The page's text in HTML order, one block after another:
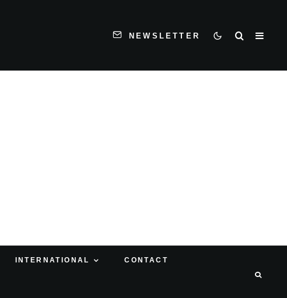
NEWSLETTER
INTERNATIONAL CONTACT